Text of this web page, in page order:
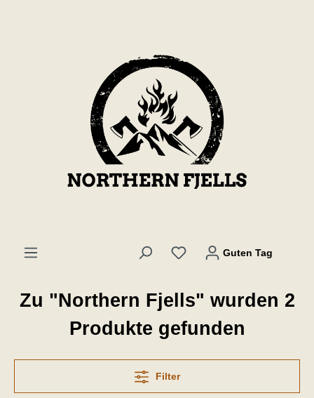
Guten Tag
Zu "Northern Fjells" wurden 2
Produkte gefunden
Filter